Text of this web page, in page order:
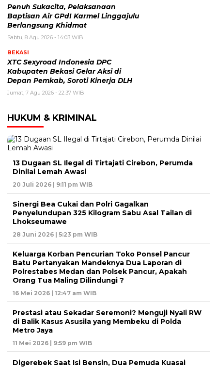
Penuh Sukacita, Pelaksanaan
Baptisan Air GPdI Karmel Linggajulu
Berlangsung Khidmat
Sabtu, 8 Agu 2026 - 14:03 WIB
BEKASI
XTC Sexyroad Indonesia DPC
Kabupaten Bekasi Gelar Aksi di
Depan Pemkab, Soroti Kinerja DLH
Jumat, 7 Agu 2026 - 22:37 WIB
HUKUM & KRIMINAL
13 Dugaan SL Ilegal di Tirtajati Cirebon, Perumda
Dinilai Lemah Awasi
20 Juli 2026 | 9:11 pm WIB
Sinergi Bea Cukai dan Polri Gagalkan
Penyelundupan 325 Kilogram Sabu Asal Tailan di
Lhokseumawe
28 Juni 2026 | 5:23 pm WIB
Keluarga Korban Pencurian Toko Ponsel Pancur
Batu Pertanyakan Mandeknya Dua Laporan di
Polrestabes Medan dan Polsek Pancur, Apakah
Orang Tua Maling Dilindungi ?
16 Mei 2026 | 12:47 am WIB
Prestasi atau Sekadar Seremoni? Menguji Nyali RW
di Balik Kasus Asusila yang Membeku di Polda
Metro Jaya
11 Mei 2026 | 9:59 pm WIB
Digerebek Saat Isi Bensin, Dua Pemuda Kuasai